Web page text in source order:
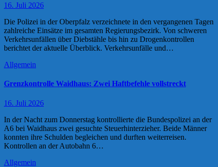
16. Juli 2026
Die Polizei in der Oberpfalz verzeichnete in den vergangenen Tagen
zahlreiche Einsätze im gesamten Regierungsbezirk. Von schweren
Verkehrsunfällen über Diebstähle bis hin zu Drogenkontrollen
berichtet der aktuelle Überblick. Verkehrsunfälle und…
Allgemein
Grenzkontrolle Waidhaus: Zwei Haftbefehle vollstreckt
16. Juli 2026
In der Nacht zum Donnerstag kontrollierte die Bundespolizei an der
A6 bei Waidhaus zwei gesuchte Steuerhinterzieher. Beide Männer
konnten ihre Schulden begleichen und durften weiterreisen.
Kontrollen an der Autobahn 6…
Allgemein